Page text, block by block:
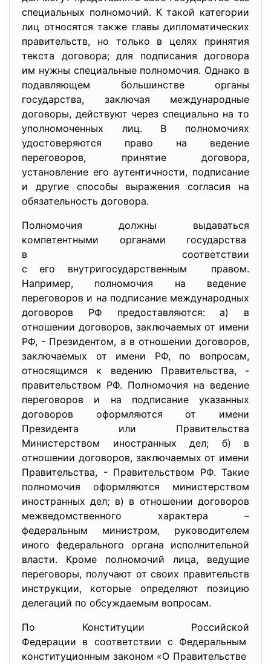
специальных полномочий. К такой категории
лиц относятся также главы дипломатических
правительств, но только в целях принятия
текста договора; для подписания договора
им нужны специальные полномочия. Однако в
подавляющем большинстве органы
государства, заключая международные
договоры, действуют через специально на то
уполномоченных лиц. В полномочиях
удостоверяются право на ведение
переговоров, принятие договора,
установление его аутентичности, подписание
и другие способы выражения согласия на
обязательность договора.
Полномочия должны выдаваться
компетентными органами государства
в соответствии
с его внутригосударственным правом.
Например, полномочия на ведение
переговоров и на подписание международных
договоров РФ предоставляются: а) в
отношении договоров, заключаемых от имени
РФ, - Президентом, а в отношении договоров,
заключаемых от имени РФ, по вопросам,
относящимся к ведению Правительства, -
правительством РФ. Полномочия на ведение
переговоров и на подписание указанных
договоров оформляются от имени
Президента или Правительства
Министерством иностранных дел; б) в
отношении договоров, заключаемых от имени
Правительства, - Правительством РФ. Такие
полномочия оформляются министерством
иностранных дел; в) в отношении договоров
межведомственного характера –
федеральным министром, руководителем
иного федерального органа исполнительной
власти. Кроме полномочий лица, ведущие
переговоры, получают от своих правительств
инструкции, которые определяют позицию
делегаций по обсуждаемым вопросам.
По Конституции Российской
Федерации в соответствии с Федеральным
конституционным законом «О Правительстве